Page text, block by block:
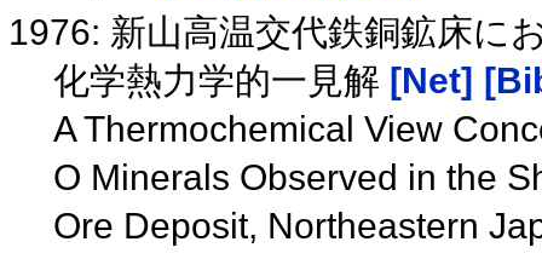
1976: 新山高温交代鉄銅鉱床に
化学熱力学的一見解 [Net]
A Thermochemical View
O Minerals Observed in the
Ore Deposit, Northeastern